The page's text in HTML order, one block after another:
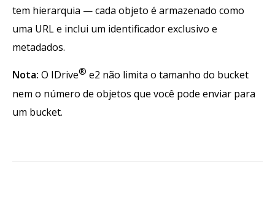
tem hierarquia — cada objeto é armazenado como
uma URL e inclui um identificador exclusivo e
metadados.
Nota: O IDrive® e2 não limita o tamanho do bucket
nem o número de objetos que você pode enviar para
um bucket.